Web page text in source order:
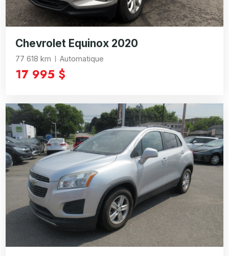
Chevrolet Equinox 2020
77 618 km Automatique
17 995 $